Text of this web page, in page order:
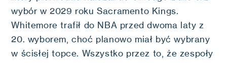
wybór w 2029 roku Sacramento Kings.
Whitemore trafił do NBA przed dwoma laty z
20. wyborem, choć planowo miał być wybrany
w ścisłej topce. Wszystko przez to, że zespoły